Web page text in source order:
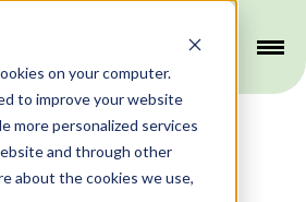
on your computer.
to improve your website
more personalized services
and through other
about the cookies we use,